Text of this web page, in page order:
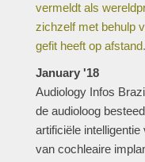
vermeldt als
zichzelf met behulp
gefit heeft op afstand.
January '18
Audiology Infos
de audioloog
artificiële
van cochleaire